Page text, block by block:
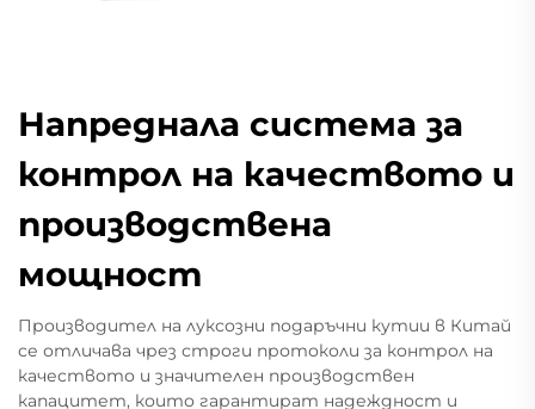
Напреднала система за
контрол на качеството и
производствена
мощност
Производител на луксозни подаръчни кутии в Китай
се отличава чрез строги протоколи за контрол на
качеството и значителен производствен
капацитет, които гарантират надеждност и